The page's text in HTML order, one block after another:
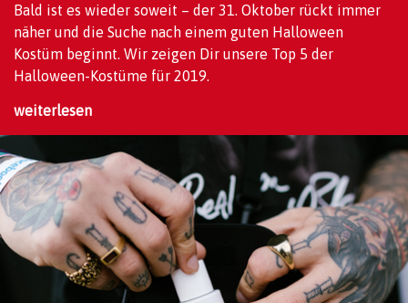
Bald ist es wieder soweit – der 31. Oktober rückt immer
näher und die Suche nach einem guten Halloween
Kostüm beginnt. Wir zeigen Dir unsere Top 5 der
Halloween-Kostüme für 2019.
weiterlesen